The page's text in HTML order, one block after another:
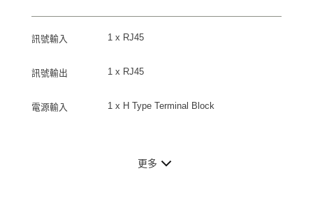
訊號輸入 1 x RJ45
訊號輸出 1 x RJ45
電源輸入 1 x H Type Terminal Block
更多